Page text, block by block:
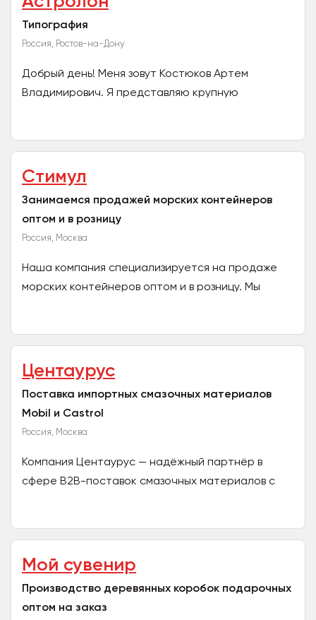
Типография
Россия, Ростов-на-Дону
Добрый день! Меня зовут Костюков Артем
Владимирович. Я представляю крупную
Стимул
Занимаемся продажей морских контейнеров
оптом и в розницу
Россия, Москва
Наша компания специализируется на продаже
морских контейнеров оптом и в розницу. Мы
Центаурус
Поставка импортных смазочных материалов
Mobil и Castrol
Россия, Москва
Компания Центаурус — надёжный партнёр в
сфере B2B-поставок смазочных материалов с
Мой сувенир
Производство деревянных коробок подарочных
оптом на заказ